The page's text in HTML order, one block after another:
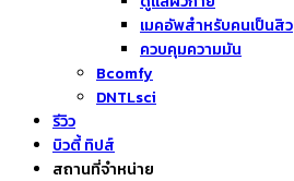
เมคอัพสำหรับคนเป็นสิว
ควบคุมความมัน
Bcomfy
DNTLsci
รีวิว
บิวตี้ ทิปส์
สถานที่จำหน่าย